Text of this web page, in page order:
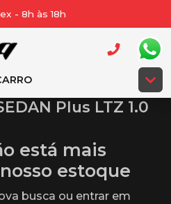
- 8h às 18h
Plus LTZ 1.0
está mais
estoque
busca ou entrar em